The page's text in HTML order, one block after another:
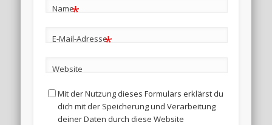
Name*
E-Mail-Adresse*
Website
Mit der Nutzung dieses Formulars erklärst du
dich mit der Speicherung und Verarbeitung
deiner Daten durch diese Website